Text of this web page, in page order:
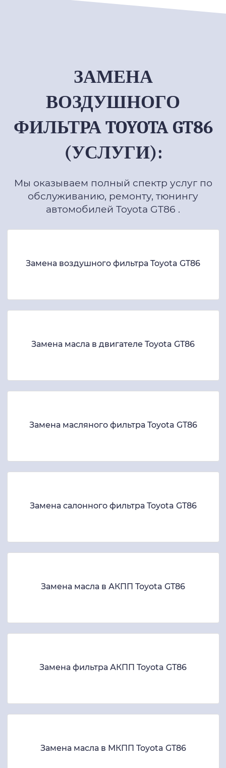
ЗАМЕНА
ВОЗДУШНОГО
ФИЛЬТРА TOYOTA GT86
(УСЛУГИ):
Мы оказываем полный спектр услуг по
обслуживанию, ремонту, тюнингу
автомобилей Toyota GT86 .
Замена воздушного фильтра Toyota GT86
Замена масла в двигателе Toyota GT86
Замена масляного фильтра Toyota GT86
Замена салонного фильтра Toyota GT86
Замена масла в АКПП Toyota GT86
Замена фильтра АКПП Toyota GT86
Замена масла в МКПП Toyota GT86